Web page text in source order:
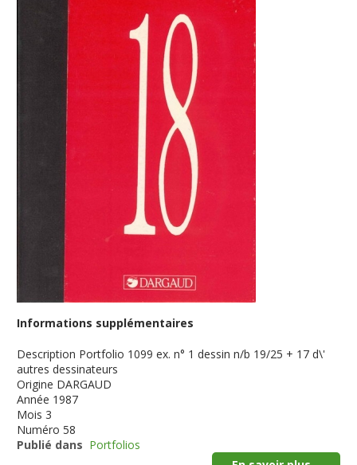
Informations supplémentaires
Description Portfolio 1099 ex. n° 1 dessin n/b 19/25 + 17 d\'
autres dessinateurs
Origine DARGAUD
Année 1987
Mois 3
Numéro 58
Publié dans Portfolios